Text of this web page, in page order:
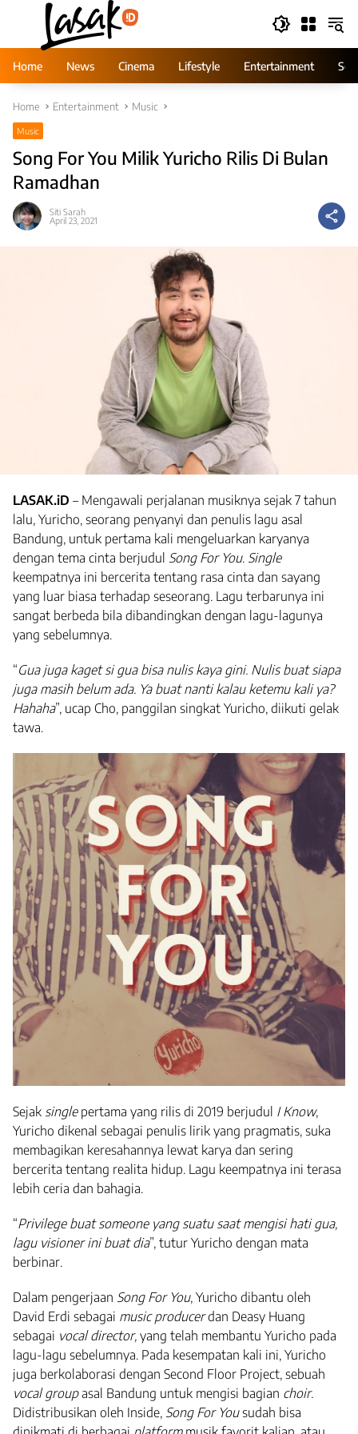
Home
News Cinema Lifestyle Entertainment
Home Entertainment Music
Music
Song For You Milik Yuricho Rilis Di Bulan
Ramadhan
Siti Sarah
April 23, 2021
LASAK.iD – Mengawali perjalanan musiknya sejak 7 tahun
lalu, Yuricho, seorang penyanyi dan penulis lagu asal
Bandung, untuk pertama kali mengeluarkan karyanya
dengan tema cinta berjudul Song For You. Single
keempatnya ini bercerita tentang rasa cinta dan sayang
yang luar biasa terhadap seseorang. Lagu terbarunya ini
sangat berbeda bila dibandingkan dengan lagu-lagunya
yang sebelumnya.
“Gua juga kaget si gua bisa nulis kaya gini. Nulis buat siapa
juga masih belum ada. Ya buat nanti kalau ketemu kali ya?
Hahaha”, ucap Cho, panggilan singkat Yuricho, diikuti gelak
tawa.
Sejak singlepertama yang rilis di 2019 berjudul I Know,
Yuricho dikenal sebagai penulis lirik yang pragmatis, suka
membagikan keresahannya lewat karya dan sering
bercerita tentang realita hidup. Lagu keempatnya ini terasa
lebih ceria dan bahagia.
“Privilege buat someone yang suatu saat mengisi hati gua,
lagu visioner ini buat dia”, tutur Yuricho dengan mata
berbinar.
Dalam pengerjaan Song For You, Yuricho dibantu oleh
David Erdi sebagai music producerdan Deasy Huang
sebagai vocal director, yang telah membantu Yuricho pada
lagu-lagu sebelumnya. Pada kesempatan kali ini, Yuricho
juga berkolaborasi dengan Second Floor Project, sebuah
vocal groupasal Bandung untuk mengisi bagian choir.
Didistribusikan oleh Inside, Song For Yousudah bisa